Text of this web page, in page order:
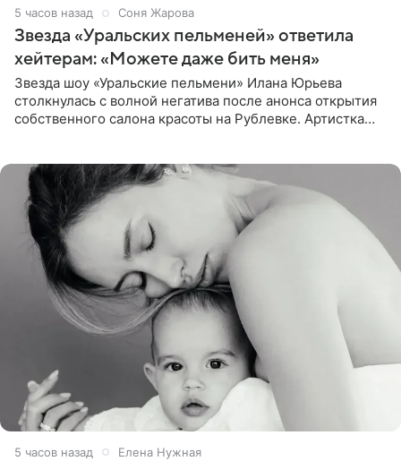
5 часов назад Соня Жарова
Звезда «Уральских пельменей» ответила
хейтерам: «Можете даже бить меня»
Звезда шоу «Уральские пельмени» Илана Юрьева
столкнулась с волной негатива после анонса открытия
собственного салона красоты на Рублевке. Артистка
5 часов назад Елена Нужная